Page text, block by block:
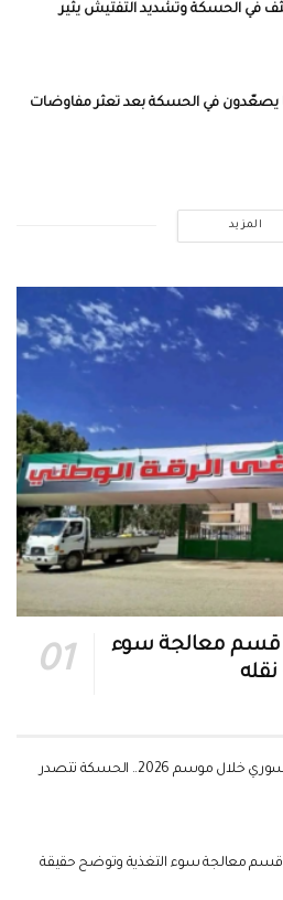
في الحسكة وتشديد التفتيش يثير
يصعّدون في الحسكة بعد تعثر مفاوضات
المزيد
قسم معالجة سوء
قفزة في إنتاج القمح السوري خلال موسم 2026.. الحسكة تتصدر
قسم معالجة سوء التغذية وتوضح حقيقة